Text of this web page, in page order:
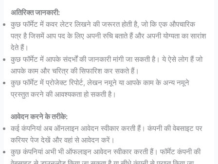
अतिरिक्त जानकारी:
कुछ फॉर्मेट में कवर लेटर लिखने की जरूरत होती है, जो कि एक औपचारिक
पत्र है जिसमें आप पद के लिए अपनी रुचि बताते हैं और अपनी योग्यता का सारांश
देते हैं।
कुछ फॉर्मेट में आपके संदर्भों की जानकारी मांगी जा सकती है। ये ऐसे लोग हैं जो
आपके काम और चरित्र की सिफारिश कर सकते हैं।
कुछ फॉर्मेट में प्रोजेक्ट रिपोर्ट, लेखन नमूने या आपके काम के अन्य नमूने
प्रस्तुत करने की आवश्यकता हो सकती है।
आवेदन करने के तरीके:
कई कंपनियां अब ऑनलाइन आवेदन स्वीकार करती हैं। कंपनी की वेबसाइट पर
करियर पेज देखें और वहां से आवेदन करें।
कुछ कंपनियां अभी भी ऑफलाइन आवेदन स्वीकार करती हैं। फॉर्मेट कंपनी की